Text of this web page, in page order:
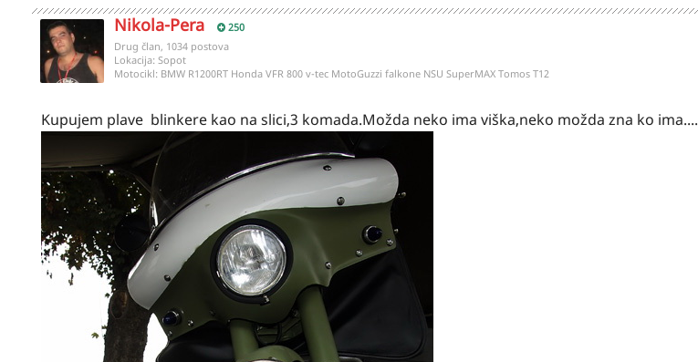
Nikola-Pera 250
Drug član, 1034 postova
Lokacija: Sopot
Motocikl: BMW R1200RT Honda VFR 800 v-tec MotoGuzzi falkone NSU SuperMAX Tomos T12
Kupujem plave blinkere kao na slici,3 komada.Možda neko ima viška,neko možda zna ko ima....